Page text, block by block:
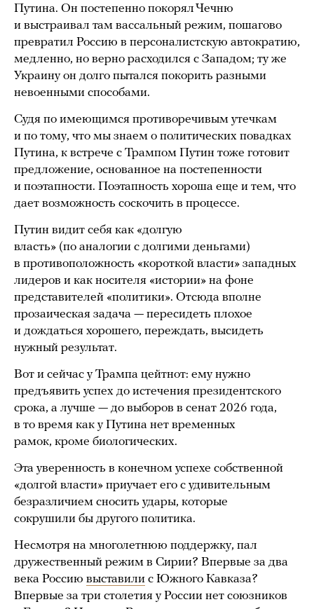
Путина. Он постепенно покорял Чечню
и выстраивал там вассальный режим, пошагово
превратил Россию в персоналистскую автократию,
медленно, но верно расходился с Западом; ту же
Украину он долго пытался покорить разными
невоенными способами.
Судя по имеющимся противоречивым утечкам
и по тому, что мы знаем о политических повадках
Путина, к встрече с Трампом Путин тоже готовит
предложение, основанное на постепенности
и поэтапности. Поэтапность хороша еще и тем, что
дает возможность соскочить в процессе.
Путин видит себя как «долгую
власть» (по аналогии с долгими деньгами)
в противоположность «короткой власти» западных
лидеров и как носителя «истории» на фоне
представителей «политики». Отсюда вполне
прозаическая задача — пересидеть плохое
и дождаться хорошего, переждать, высидеть
нужный результат.
Вот и сейчас у Трампа цейтнот: ему нужно
предъявить успех до истечения президентского
срока, а лучше — до выборов в сенат 2026 года,
в то время как у Путина нет временных
рамок, кроме биологических.
Эта уверенность в конечном успехе собственной
«долгой власти» приучает его с удивительным
безразличием сносить удары, которые
сокрушили бы другого политика.
Несмотря на многолетнюю поддержку, пал
дружественный режим в Сирии? Впервые за два
века Россию выставили с Южного Кавказа?
Впервые за три столетия у России нет союзников